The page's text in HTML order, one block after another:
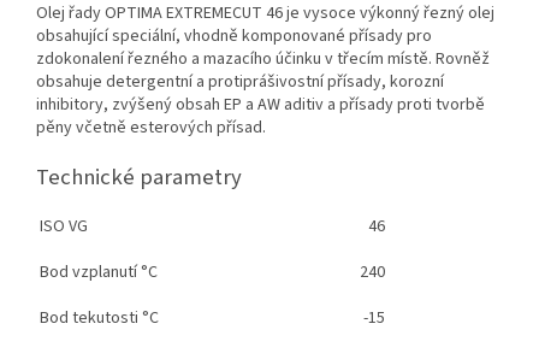
Olej řady OPTIMA EXTREMECUT 46 je vysoce výkonný řezný olej
obsahující speciální, vhodně komponované přísady pro
zdokonalení řezného a mazacího účinku v třecím místě. Rovněž
obsahuje detergentní a protiprášivostní přísady, korozní
inhibitory, zvýšený obsah EP a AW aditiv a přísady proti tvorbě
pěny včetně esterových přísad.
Technické parametry
ISO VG
46
Bod vzplanutí°C
240
Bod tekutosti °C -15